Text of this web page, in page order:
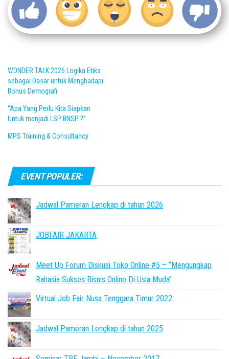
WONDER TALK 2026 Logika Etika
sebagai Dasar untuk Menghadapi
Bonus Demografi
“Apa Yang Perlu Kita Siapkan
Untuk menjadi LSP BNSP ?”
MPS Training & Consultancy
EVENT POPULER:
Jadwal Pameran Lengkap di tahun 2026
JOBFAIR JAKARTA
Meet Up Forum Diskusi Toko Online #5 – “Mengungkap
Rahasia Sukses Bisnis Online Di Usia Muda”
Virtual Job Fair Nusa Tenggara Timur 2022
Jadwal Pameran Lengkap di tahun 2025